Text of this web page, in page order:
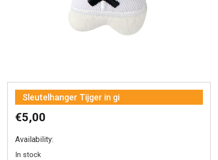
Sleutelhanger Tijger in gi
€5,00
Availability:
In stock